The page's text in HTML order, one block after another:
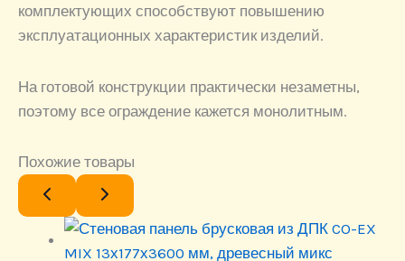
комплектующих способствуют повышению
эксплуатационных характеристик изделий.
На готовой конструкции практически незаметны,
поэтому все ограждение кажется монолитным.
Похожие товары